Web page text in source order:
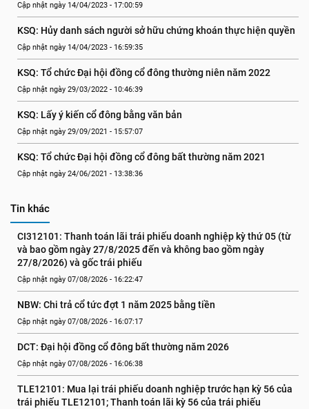
Cập nhật ngày 14/04/2023 - 17:00:59
KSQ: Hủy danh sách người sở hữu chứng khoán thực hiện quyền
Cập nhật ngày 14/04/2023 - 16:59:35
KSQ: Tổ chức Đại hội đồng cổ đông thường niên năm 2022
Cập nhật ngày 29/03/2022 - 10:46:39
KSQ: Lấy ý kiến cổ đông bằng văn bản
Cập nhật ngày 29/09/2021 - 15:57:07
KSQ: Tổ chức Đại hội đồng cổ đông bất thường năm 2021
Cập nhật ngày 24/06/2021 - 13:38:36
Tin khác
CI312101: Thanh toán lãi trái phiếu doanh nghiệp kỳ thứ 05 (từ
và bao gồm ngày 27/8/2025 đến và không bao gồm ngày
27/8/2026) và gốc trái phiếu
Cập nhật ngày 07/08/2026 - 16:22:47
NBW: Chi trả cổ tức đợt 1 năm 2025 bằng tiền
Cập nhật ngày 07/08/2026 - 16:07:17
DCT: Đại hội đồng cổ đông bất thường năm 2026
Cập nhật ngày 07/08/2026 - 16:06:38
TLE12101: Mua lại trái phiếu doanh nghiệp trước hạn kỳ 56 của
trái phiếu TLE12101; Thanh toán lãi kỳ 56 của trái phiếu